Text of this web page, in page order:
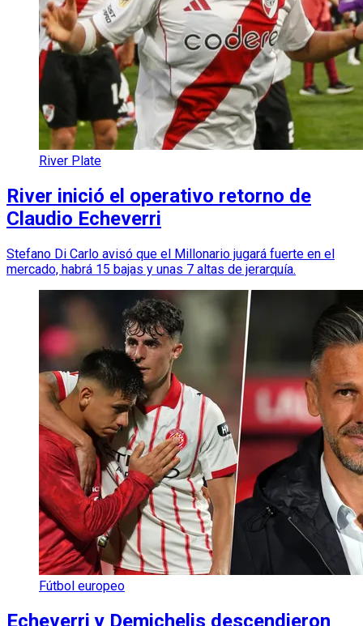
River Plate
River inició el operativo retorno de
Claudio Echeverri
Stefano Di Carlo avisó que el Millonario jugará fuerte en el
mercado, habrá 15 bajas y unas 7 altas de jerarquía.
Fútbol europeo
Echeverri y Demichelis descendieron